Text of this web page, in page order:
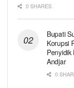
0 SHARES
Bupati
Korupsi
Andjar
0